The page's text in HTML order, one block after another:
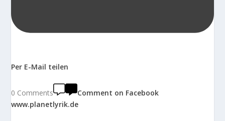
Per E-Mail teilen
0 Comments
Comment on Facebook
www.planetlyrik.de